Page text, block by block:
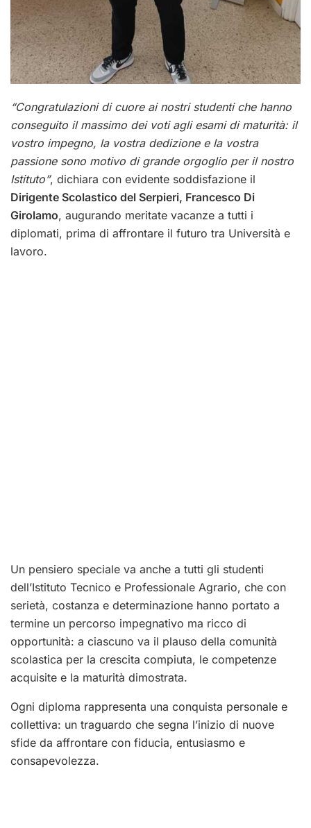
“Congratulazioni di cuore ai nostri studenti che hanno
conseguito il massimo dei voti agli esami di maturità: il
vostro impegno, la vostra dedizione e la vostra
passione sono motivo di grande orgoglio per il nostro
Istituto”, dichiara con evidente soddisfazione il
Dirigente Scolastico del Serpieri, Francesco Di
Girolamo, augurando meritate vacanze a tutti i
diplomati, prima di affrontare il futuro tra Università e
lavoro.
Un pensiero speciale va anche a tutti gli studenti
dell’Istituto Tecnico e Professionale Agrario, che con
serietà, costanza e determinazione hanno portato a
termine un percorso impegnativo ma ricco di
opportunità: a ciascuno va il plauso della comunità
scolastica per la crescita compiuta, le competenze
acquisite e la maturità dimostrata.
Ogni diploma rappresenta una conquista personale e
collettiva: un traguardo che segna l’inizio di nuove
sfide da affrontare con fiducia, entusiasmo e
consapevolezza.